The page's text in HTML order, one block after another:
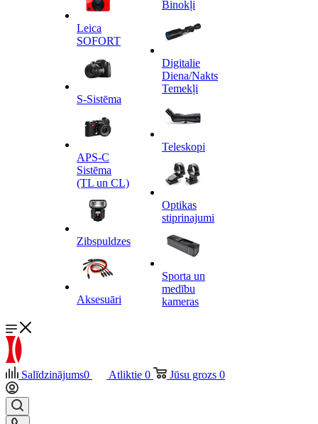
Leica
SOFORT
S-Sistēma
APS-C
Sistēma
(TL un CL)
Zibspuldzes
Aksesuāri
Binokļi
Digitalie
Diena/Nakts
Temekļi
Teleskopi
Optikas
stiprinajumi
Sporta un
medību
kameras
Salīdzinājums0 Atliktie 0 Jūsu grozs 0